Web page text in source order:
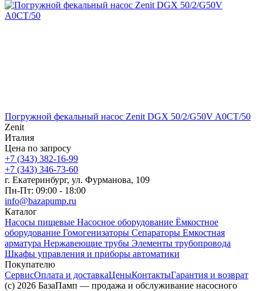
Погружной фекальный насос Zenit DGX 50/2/G50V A0CT/50
Zenit
Италия
Цена по запросу
+7 (343) 382-16-99
+7 (343) 346-73-‬60
г. Екатеринбург, ул. Фурманова, 109
Пн-Пт: 09:00 - 18:00
info@bazapump.ru
Каталог
Насосы пищевые Насосное оборудование Ёмкостное
оборудование Гомогенизаторы Сепараторы Емкостная
арматура Нержавеющие трубы Элементы трубопровода
Шкафы управления и приборы автоматики
Покупателю
СервисОплата и доставкаЦеныКонтактыГарантия и возврат
(c) 2026 БазаПамп — продажа и обслуживание насосного